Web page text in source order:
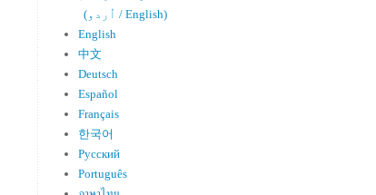
(اُردو / English)
English
中文
Deutsch
Español
Français
한국어
Русский
Português